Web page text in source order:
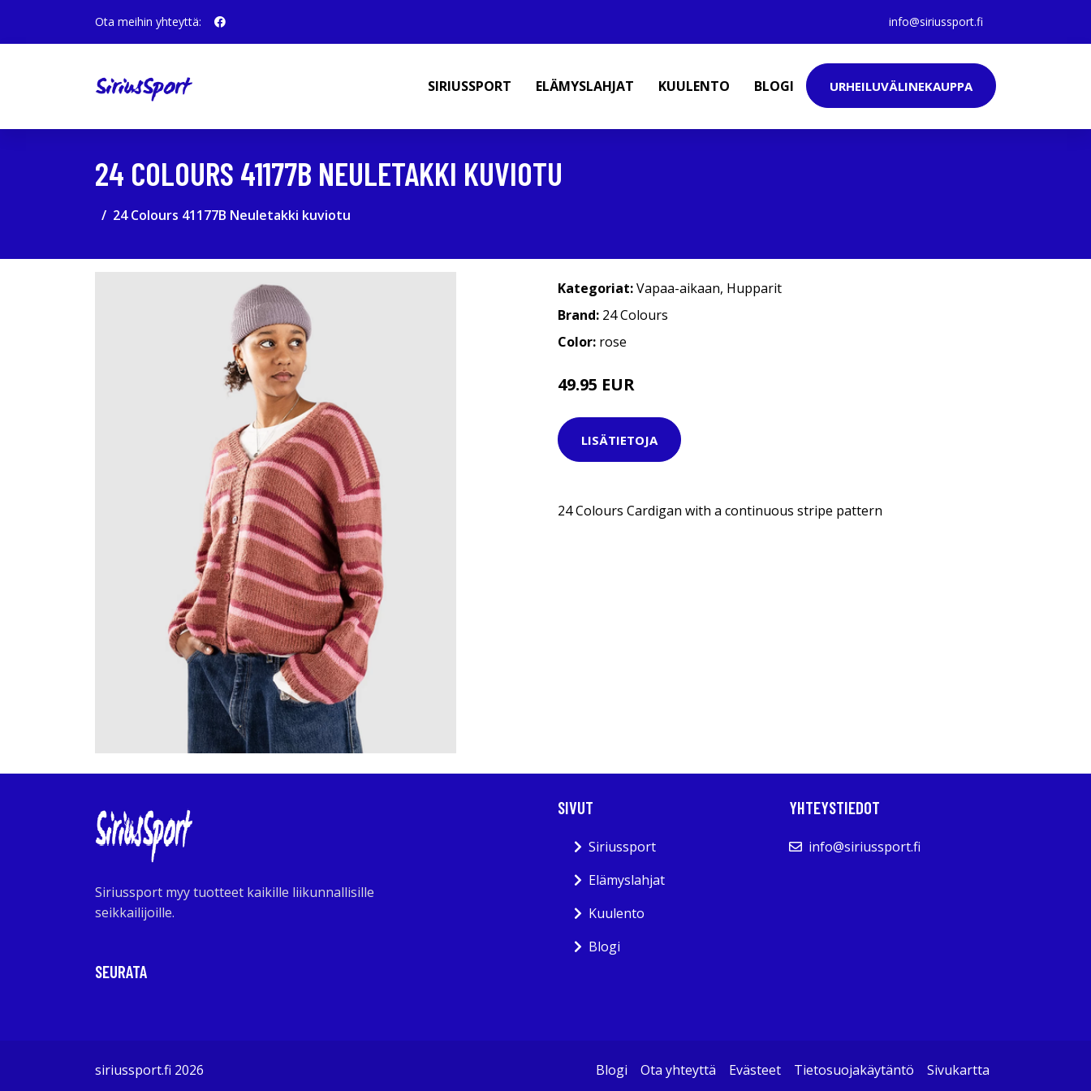
Ota meihin yhteyttä: info@siriussport.fi
SIRIUSSPORT ELÄMYSLAHJAT KUULENTO BLOGI URHEILUVÄLINEKAUPPA
24 COLOURS 41177B NEULETAKKI KUVIOTU
24 Colours 41177B Neuletakki kuviotu
Kategoriat:Vapaa-aikaan, Hupparit
Brand: 24 Colours
Color: rose
49.95 EUR
LISÄTIETOJA
24 Colours Cardigan with a continuous stripe pattern
Siriussport myy tuotteet kaikille liikunnallisille
seikkailijoille.
SEURATA
SIVUT
Siriussport
Elämyslahjat
Kuulento
Blogi
YHTEYSTIEDOT
info@siriussport.fi
siriussport.fi 2026 Blogi Ota yhteyttä Evästeet Tietosuojakäytäntö Sivukartta